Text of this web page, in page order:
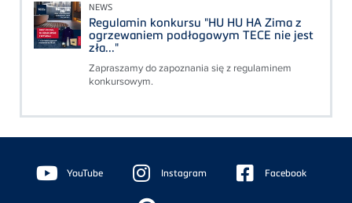
NEWS
Regulamin konkursu "HU HU HA Zima z
ogrzewaniem podłogowym TECE nie jest
zła..."
Zapraszamy do zapoznania się z regulaminem
konkursowym.
Floating
Sidebar YouTube Instagram Facebook